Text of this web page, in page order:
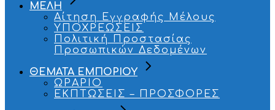
ΜΕΛΗ
Αίτηση Εγγραφής Μέλους
ΥΠΟΧΡΕΩΣΕΙΣ
Πολιτική Προστασίας
Προσωπικών Δεδομένων
ΘΕΜΑΤΑ ΕΜΠΟΡΙΟΥ
ΩΡΑΡΙΟ
ΕΚΠΤΩΣΕΙΣ – ΠΡΟΣΦΟΡΕΣ